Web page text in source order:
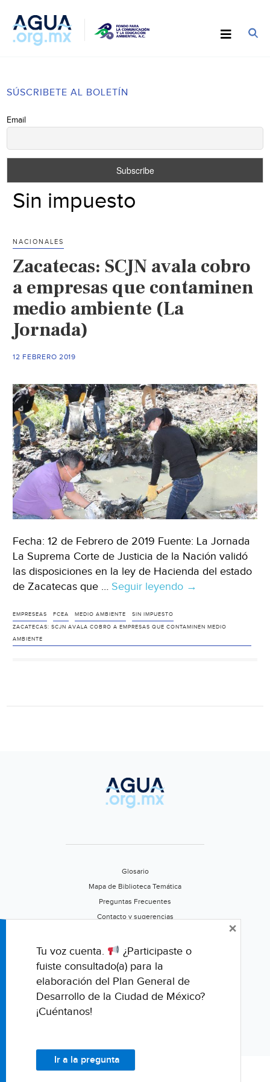
SÚSCRIBETE AL BOLETÍN
Email
Sin impuesto
NACIONALES
Zacatecas: SCJN avala cobro
a empresas que contaminen
medio ambiente (La
Jornada)
12 FEBRERO 2019
Fecha: 12 de Febrero de 2019 Fuente: La Jornada
La Suprema Corte de Justicia de la Nación validó
las disposiciones en la ley de Hacienda del estado
de Zacatecas que … Seguir leyendo Zacatecas:
cobro
a
medio
→
EMPRESEAS FCEA MEDIO AMBIENTE
SIN IMPUESTO
ZACATECAS: SCJN AVALA COBRO A EMPRESAS QUE CONTAMINEN MEDIO
AMBIENTE
Glosario
Mapa de Biblioteca Temática
Preguntas Frecuentes
Contacto y sugerencias
Califica este portal
Tu voz cuenta.
¿Participaste o
fuiste consultado(a) para la
elaboración del Plan General de
Desarrollo de la Ciudad de México?
¡Cuéntanos!
Ir a la pregunta
×